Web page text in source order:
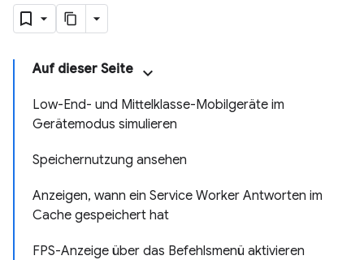
Auf dieser Seite
Low-End- und Mittelklasse-Mobilgeräte im
Gerätemodus simulieren
Speichernutzung ansehen
Anzeigen, wann ein Service Worker Antworten im
Cache gespeichert hat
FPS-Anzeige über das Befehlsmenü aktivieren